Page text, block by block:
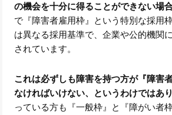
の機会を十分に得ることができない場
で『障害者雇用枠』という特別な採用
は異なる採用基準で、企業や公的機関
されています。
これは必ずしも障害を持つ方が『障害
なければいけない、というわけではあ
っている方も『一般枠』と『障がい者